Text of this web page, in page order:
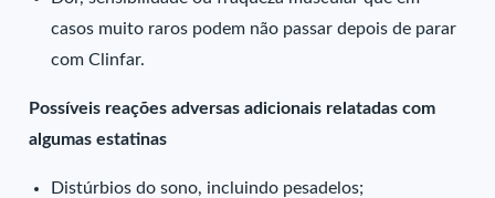
casos muito raros podem não passar depois de parar
com Clinfar.
Possíveis reações adversas adicionais relatadas com
algumas estatinas
Distúrbios do sono, incluindo pesadelos;